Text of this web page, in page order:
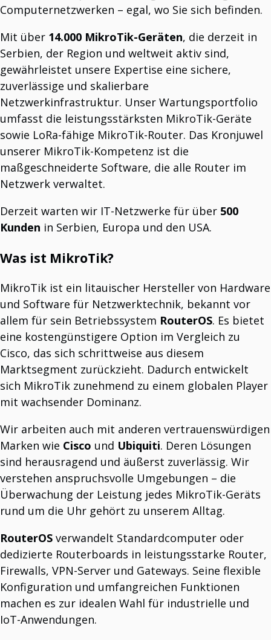
TAP Smart Factory sorgt für erhebliche Einsparungen.
Einführung von "TAP Smart Factory"
Neue Version unserer Smart Factory umbenannt und neu verpackt.
Neue Website gestartet!
T3Soft präsentiert eine neue Website.
TAP Smart Factory umfasst 10 Module.
10 Gründe, die TAP Smart Factory in Betracht zu ziehen.
ABOUT US
T3Soft Vision
Unsere globale Vision.
T3 Helpdesk Software: IT-Support, Wartungsverfolgung &
mehr
Integrierte Lösung.
Das T3Soft-Team
BLOG
von OEE.
Die meisten Hersteller kennen ihren OEE-Wert. Die besten Hersteller erkennen,
Instandhaltungsmanagement: Warum der
Informationsfluss wichtiger ist, als Sie denken
Von reaktiven Reparaturen zur Echtzeit-Transparenz.
Mehr als Maschinenüberwachung. Zu besseren
Geschäftsentscheidungen.
Von Produktionsdaten zu besseren Geschäftsentscheidungen.
Produktion sollte nicht von physischer Anwesenheit
abhängen
Produktionsmanagement in Echtzeit ohne Anwesenheit.
Ihre Produktionsdaten enthalten bereits die Antworten.
Factory Intelligence hilft Ihnen, sie zu finden
Wie Produktionsdaten zu nutzbarem Wissen werden.
Smart Factory Themen: 10 Herausforderungen, die im
Budgetierungsherausforderungen für die Smart Factory.
Was gewinnen Sie durch die Nachverfolgung der
„Arbeiterpräsenz“ in der Fleischindustrie?
TAP Smart Factory System, Modul: Integrierte IoT-Hybridplattform.
Ihre Maschinen erzeugen bereits wertvolle Daten.
Die Frage ist: Kann Ihr Team sie tatsächlich sehen?
Produktionsmanagement beginnt mit Transparenz, nicht
mit Berichten!
Von der Reaktion nach der Schicht zur Entscheidung während des Betriebs.
Wenn Ihr MikroTik-Gerätenetzwerk unter Kontrolle ist, ist auch Ihr Unternehmen
unter Kontrolle.
RESOURCES
Wir teilen unsere Ergebnisse mit Ihnen
Theorie und Praxis Hand in Hand.
Computernetzwerken – egal, wo Sie sich befinden.
Mit über 14.000 MikroTik-Geräten, die derzeit in
Serbien, der Region und weltweit aktiv sind,
gewährleistet unsere Expertise eine sichere,
zuverlässige und skalierbare
Netzwerkinfrastruktur. Unser Wartungsportfolio
umfasst die leistungsstärksten MikroTik-Geräte
sowie LoRa-fähige MikroTik-Router. Das Kronjuwel
unserer MikroTik-Kompetenz ist die
maßgeschneiderte Software, die alle Router im
Netzwerk verwaltet.
Derzeit warten wir IT-Netzwerke für über 500
Kunden in Serbien, Europa und den USA.
Was ist MikroTik?
MikroTik ist ein litauischer Hersteller von Hardware
und Software für Netzwerktechnik, bekannt vor
allem für sein Betriebssystem RouterOS. Es bietet
eine kostengünstigere Option im Vergleich zu
Cisco, das sich schrittweise aus diesem
Marktsegment zurückzieht. Dadurch entwickelt
sich MikroTik zunehmend zu einem globalen Player
mit wachsender Dominanz.
Wir arbeiten auch mit anderen vertrauenswürdigen
Marken wie Cisco und Ubiquiti. Deren Lösungen
sind herausragend und äußerst zuverlässig. Wir
verstehen anspruchsvolle Umgebungen – die
Überwachung der Leistung jedes MikroTik-Geräts
rund um die Uhr gehört zu unserem Alltag.
RouterOS verwandelt Standardcomputer oder
dedizierte Routerboards in leistungsstarke Router,
Firewalls, VPN-Server und Gateways. Seine flexible
Konfiguration und umfangreichen Funktionen
machen es zur idealen Wahl für industrielle und
IoT-Anwendungen.